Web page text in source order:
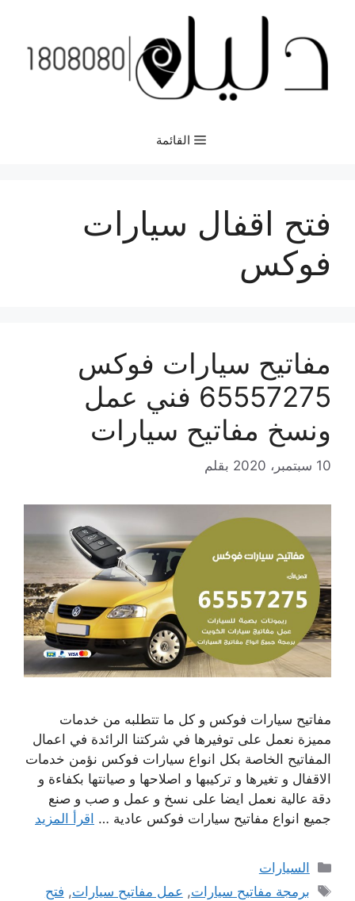
المحتوى
القائمة
فتح اقفال سيارات
فوكس
مفاتيح سيارات فوكس
65557275 فني عمل
ونسخ مفاتيح سيارات
10 سبتمبر، 2020 بقلم
مفاتيح سيارات فوكس و كل ما تتطلبه من خدمات
مميزة نعمل على توفيرها في شركتنا الرائدة في اعمال
المفاتيح الخاصة بكل انواع سيارات فوكس نؤمن خدمات
الاقفال و تغيرها و تركيبها و اصلاحها و صيانتها بكفاءة و
دقة عالية نعمل ايضا على نسخ و عمل و صب و صنع
جميع انواع مفاتيح سيارات فوكس عادية … اقرأ المزيد
التصنيفات
السيارات
الوسوم
برمجة مفاتيح سيارات, عمل مفاتيح سيارات, فتح